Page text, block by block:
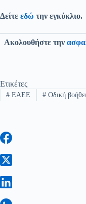
Δείτε εδώ την εγκύκλιο.
Ακολουθήστε την
Ετικέτες
#ΕΑΕΕ #Οδική